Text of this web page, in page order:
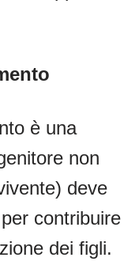
è una
non
deve
contribuire
dei figli.